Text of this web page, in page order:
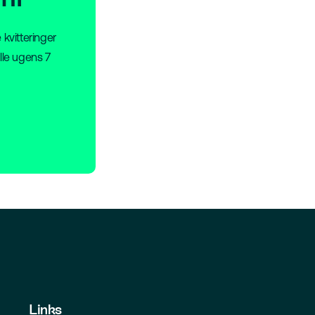
kvitteringer
ugens 7
Links